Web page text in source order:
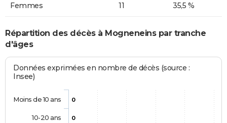
Femmes 11 35,5 %
Répartition des décès à Mogneneins par tranche
d'âges
Données exprimées en nombre de décès (source :
Insee)
0
0
Moins de 10 ans
10-20 ans